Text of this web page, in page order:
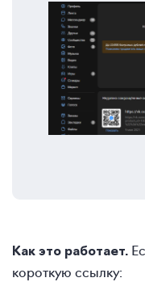
Как это работает.
короткую ссылку: